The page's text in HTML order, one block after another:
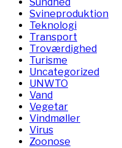
Svineproduktion
Teknologi
Transport
Troværdighed
Turisme
Uncategorized
UNWTO
Vand
Vegetar
Vindmøller
Virus
Zoonose